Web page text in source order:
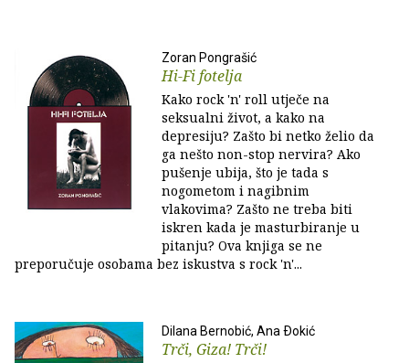
Zoran Pongrašić
Hi-Fi fotelja
Kako rock 'n' roll utječe na
seksualni život, a kako na
depresiju? Zašto bi netko želio da
ga nešto non-stop nervira? Ako
pušenje ubija, što je tada s
nogometom i nagibnim
vlakovima? Zašto ne treba biti
iskren kada je masturbiranje u
pitanju? Ova knjiga se ne
preporučuje osobama bez iskustva s rock 'n'...
Dilana Bernobić, Ana Ðokić
Trči, Giza! Trči!